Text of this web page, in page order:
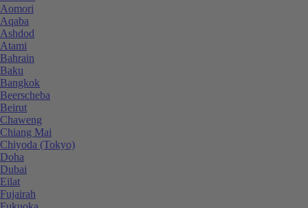
Aomori
Aqaba
Ashdod
Atami
Bahrain
Baku
Bangkok
Beerscheba
Beirut
Chaweng
Chiang Mai
Chiyoda (Tokyo)
Doha
Dubai
Eilat
Fujairah